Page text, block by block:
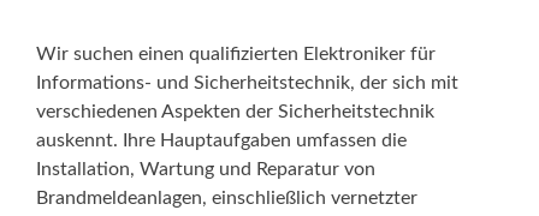
Wir suchen einen qualifizierten Elektroniker für
Informations- und Sicherheitstechnik, der sich mit
verschiedenen Aspekten der Sicherheitstechnik
auskennt. Ihre Hauptaufgaben umfassen die
Installation, Wartung und Reparatur von
Brandmeldeanlagen, einschließlich vernetzter